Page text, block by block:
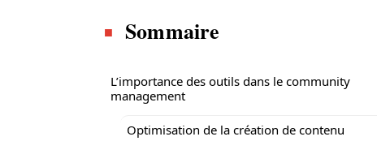
Sommaire
L’importance des outils dans le community
management
Optimisation de la création de contenu